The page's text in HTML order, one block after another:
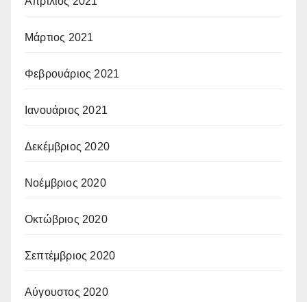
Μάρτιος 2021
Φεβρουάριος 2021
Ιανουάριος 2021
Δεκέμβριος 2020
Νοέμβριος 2020
Οκτώβριος 2020
Σεπτέμβριος 2020
Αύγουστος 2020